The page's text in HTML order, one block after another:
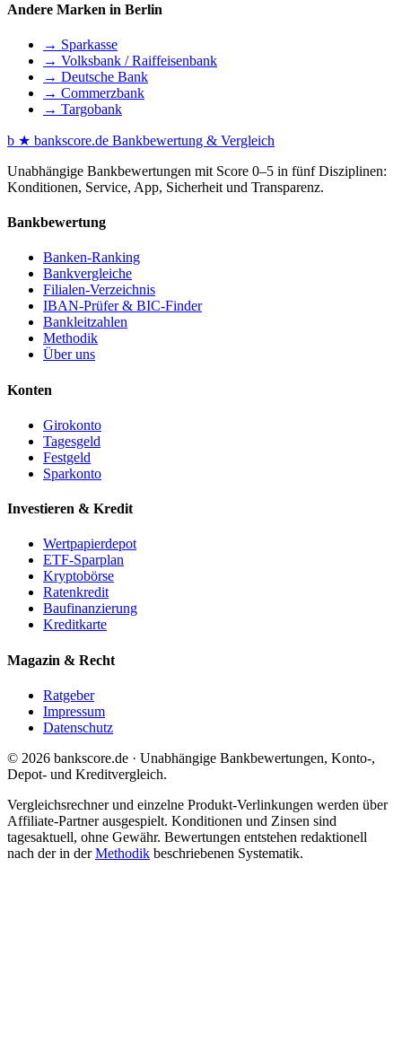
Andere Marken in Berlin
→ Sparkasse
→ Volksbank / Raiffeisenbank
→ Deutsche Bank
→ Commerzbank
→ Targobank
b ★ bankscore.de Bankbewertung & Vergleich
Unabhängige Bankbewertungen mit Score 0–5 in fünf Disziplinen:
Konditionen, Service, App, Sicherheit und Transparenz.
Bankbewertung
Banken-Ranking
Bankvergleiche
Filialen-Verzeichnis
IBAN-Prüfer & BIC-Finder
Bankleitzahlen
Methodik
Über uns
Konten
Girokonto
Tagesgeld
Festgeld
Sparkonto
Investieren & Kredit
Wertpapierdepot
ETF-Sparplan
Kryptobörse
Ratenkredit
Baufinanzierung
Kreditkarte
Magazin & Recht
Ratgeber
Impressum
Datenschutz
© 2026 bankscore.de · Unabhängige Bankbewertungen, Konto-,
Depot- und Kreditvergleich.
Vergleichsrechner und einzelne Produkt-Verlinkungen werden über
Affiliate-Partner ausgespielt. Konditionen und Zinsen sind
tagesaktuell, ohne Gewähr. Bewertungen entstehen redaktionell
nach der in derMethodik beschriebenen Systematik.